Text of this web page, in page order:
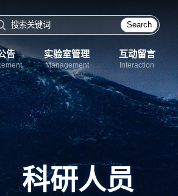
告 实验室管理
Management
互动留言
Interaction
Search
科研人员